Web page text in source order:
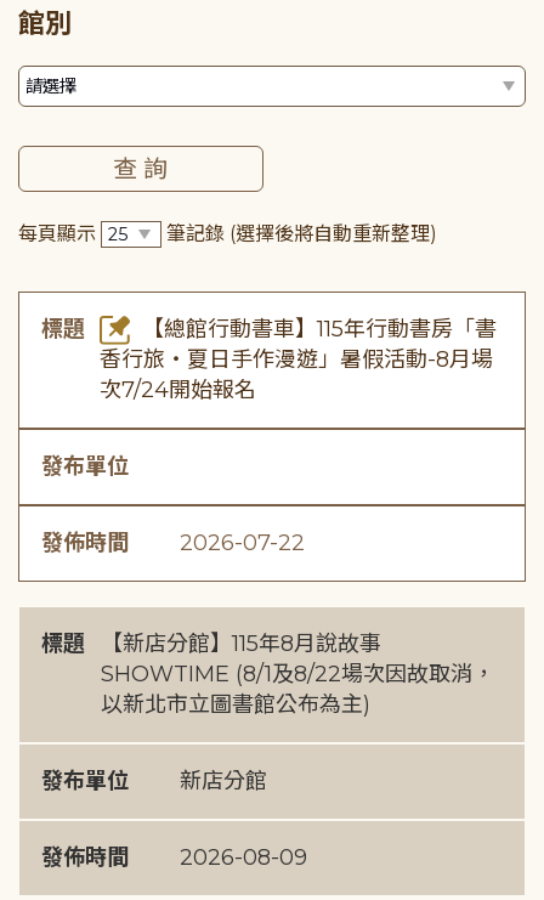
館別
每頁顯示 筆記錄 (選擇後將自動重新整理)
標題
【總館行動書車】115年行動書房「書
香行旅・夏日手作漫遊」暑假活動-8月場
次7/24開始報名
發布單位
發佈時間 2026-07-22
標題
【新店分館】115年8月說故事
SHOWTIME (8/1及8/22場次因故取消，
以新北市立圖書館公布為主)
發布單位 新店分館
發佈時間 2026-08-09